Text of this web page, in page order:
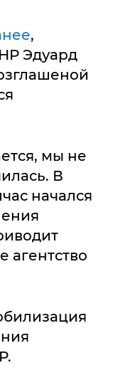
,
Эдуард
мы не
В
начался
агентство